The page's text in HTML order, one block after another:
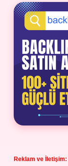
Reklam ve İletişim: